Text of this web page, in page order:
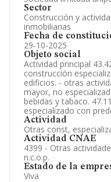
Sector
Construcción y
inmobiliarias
Fecha de
29-10-2025
Objeto social
Actividad principal
construcción
edificios. - otras
mayor, no
bebidas y tabaco.
especializado con
Actividad
Otras const,
Actividad CNAE
4399 - Otras
n.c.o.p.
Estado de la
Viva